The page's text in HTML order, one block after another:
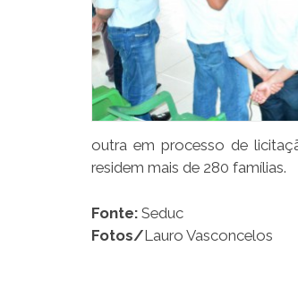
outra em processo de
residem mais de 280 famílias.
Fonte: Seduc
Fotos/Lauro Vasconcelos